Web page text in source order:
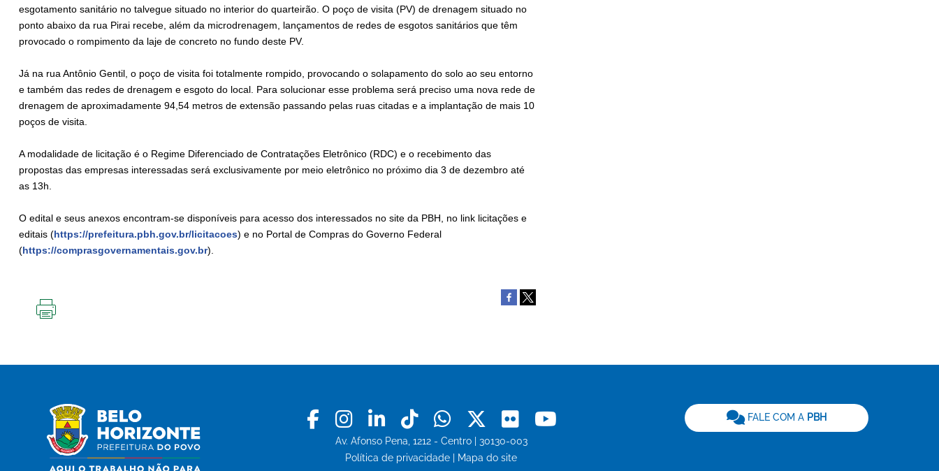
esgotamento sanitário no talvegue situado no interior do quarteirão. O poço de visita (PV) de drenagem situado no
ponto abaixo da rua Pirai recebe, além da microdrenagem, lançamentos de redes de esgotos sanitários que têm
provocado o rompimento da laje de concreto no fundo deste PV.
Já na rua Antônio Gentil, o poço de visita foi totalmente rompido, provocando o solapamento do solo ao seu entorno
e também das redes de drenagem e esgoto do local. Para solucionar esse problema será preciso uma nova rede de
drenagem de aproximadamente 94,54 metros de extensão passando pelas ruas citadas e a implantação de mais 10
poços de visita.
A modalidade de licitação é o Regime Diferenciado de Contratações Eletrônico (RDC) e o recebimento das
propostas das empresas interessadas será exclusivamente por meio eletrônico no próximo dia 3 de dezembro até
as 13h.
O edital e seus anexos encontram-se disponíveis para acesso dos interessados no site da PBH, no link licitações e
editais (https://prefeitura.pbh.gov.br/licitacoes) e no Portal de Compras do Governo Federal
(https://comprasgovernamentais.gov.br).
Facebook
Instagram
LinkedinTiktokWhatsapp
X Flickr
Av. Afonso Pena, 1212 - Centro | 30130-003
Política de privacidade
Mapa do site
FALE COM A PBH